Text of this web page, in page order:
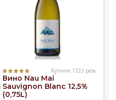
Купили 1322 раза
Вино Nau Mai
Sauvignon Blanc 12,5%
(0,75L)